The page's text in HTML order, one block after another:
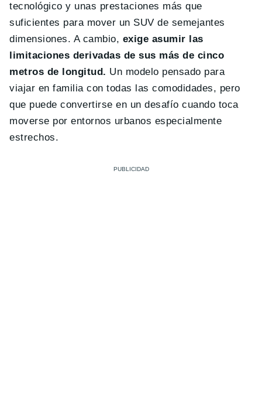
tecnológico y unas prestaciones más que
suficientes para mover un SUV de semejantes
dimensiones. A cambio, exige asumir las
limitaciones derivadas de sus más de cinco
metros de longitud. Un modelo pensado para
viajar en familia con todas las comodidades, pero
que puede convertirse en un desafío cuando toca
moverse por entornos urbanos especialmente
estrechos.